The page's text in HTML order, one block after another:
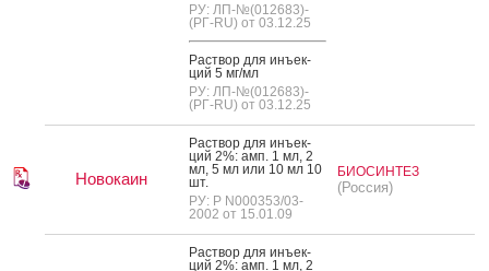
РУ: ЛП-№(012683)-
(РГ-RU) от 03.12.25
Рас­твор для инъ­ек­
ций 5 мг/мл
РУ: ЛП-№(012683)-
(РГ-RU) от 03.12.25
Новокаин
Рас­твор для инъ­ек­
ций 2%: амп. 1 мл, 2
мл, 5 мл или 10 мл 10
шт.
РУ: Р N000353/03-
2002 от 15.01.09
БИОСИНТЕЗ
(Россия)
Рас­твор для инъ­ек­
ций 2%: амп. 1 мл, 2